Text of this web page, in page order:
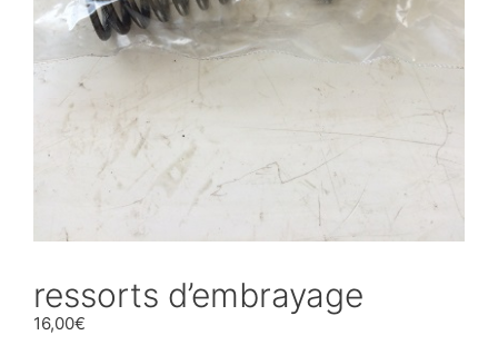
ressorts d’embrayage
16,00€